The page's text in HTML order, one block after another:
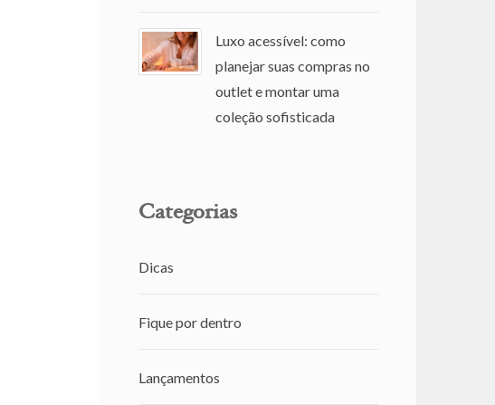
Luxo acessível: como
planejar suas compras no
outlet e montar uma
coleção sofisticada
Categorias
Dicas
Fique por dentro
Lançamentos